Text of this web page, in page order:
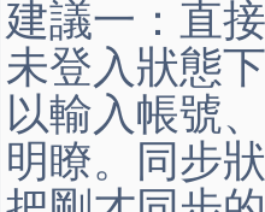
建議一：直
未登入狀態
以輸入帳號
明瞭。同步